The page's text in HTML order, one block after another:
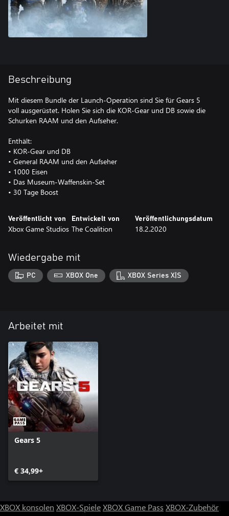
Beschreibung
Mit diesem Bundle der Launch-Operation sind Sie für Gears 5
voll ausgerüstet. Holen Sie sich die KOR-Gear und DB sowie die
Schurken RAAM und den Aufseher.
Enthält:
• KOR-Gear und DB
• General RAAM und den Aufseher
• 1000 Eisen
• Das Museum-Waffenskin-Set
Veröffentlicht von
Xbox Game Studios
Entwickelt von
The Coalition
Veröffentlichungsdatum
18.2.2020
Wiedergabe mit
PC XBOX One XBOX Series X|S
Arbeitet mit
Gears 5
€ 34,99+
XBOX konsolen XBOX-SpieleXBOX Game Pass XBOX-Zubehör